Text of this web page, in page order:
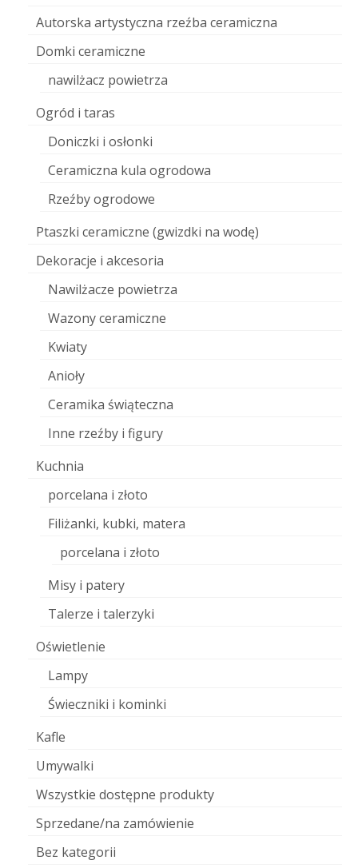
Autorska artystyczna rzeźba ceramiczna
Domki ceramiczne
nawilżacz powietrza
Ogród i taras
Doniczki i osłonki
Ceramiczna kula ogrodowa
Rzeźby ogrodowe
Ptaszki ceramiczne (gwizdki na wodę)
Dekoracje i akcesoria
Nawilżacze powietrza
Wazony ceramiczne
Kwiaty
Anioły
Ceramika świąteczna
Inne rzeźby i figury
Kuchnia
porcelana i złoto
Filiżanki, kubki, matera
porcelana i złoto
Misy i patery
Talerze i talerzyki
Oświetlenie
Lampy
Świeczniki i kominki
Kafle
Umywalki
Wszystkie dostępne produkty
Sprzedane/na zamówienie
Bez kategorii